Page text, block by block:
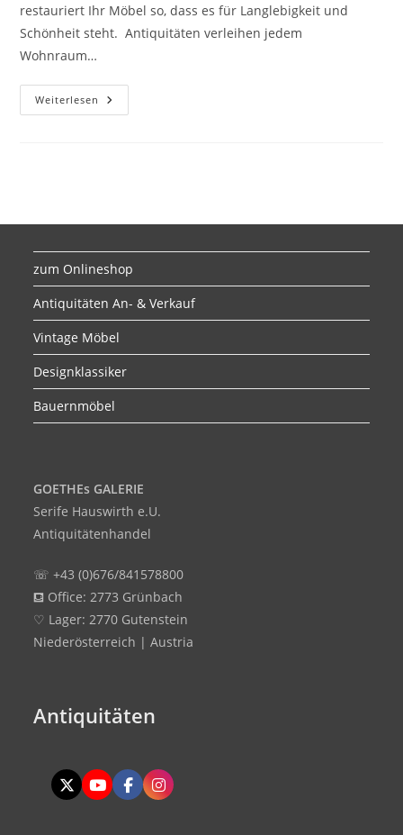
restauriert Ihr Möbel so, dass es für Langlebigkeit und
Schönheit steht. Antiquitäten verleihen jedem
Wohnraum…
Weiterlesen
zum Onlineshop
Antiquitäten An- & Verkauf
Vintage Möbel
Designklassiker
Bauernmöbel
GOETHEs GALERIE
Serife Hauswirth e.U.
Antiquitätenhandel
☏ +43 (0)676/841578800
⛾ Office: 2773 Grünbach
♡ Lager: 2770 Gutenstein
Niederösterreich | Austria
Antiquitäten